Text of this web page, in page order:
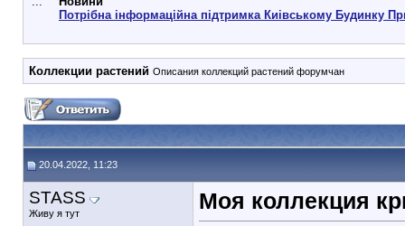
Потрібна інформаційна підтримка Киівському Будинку
Коллекции растений Описания коллекций растений форумчан
20.04.2022, 11:23
STASS
Живу я тут Моя коллекция